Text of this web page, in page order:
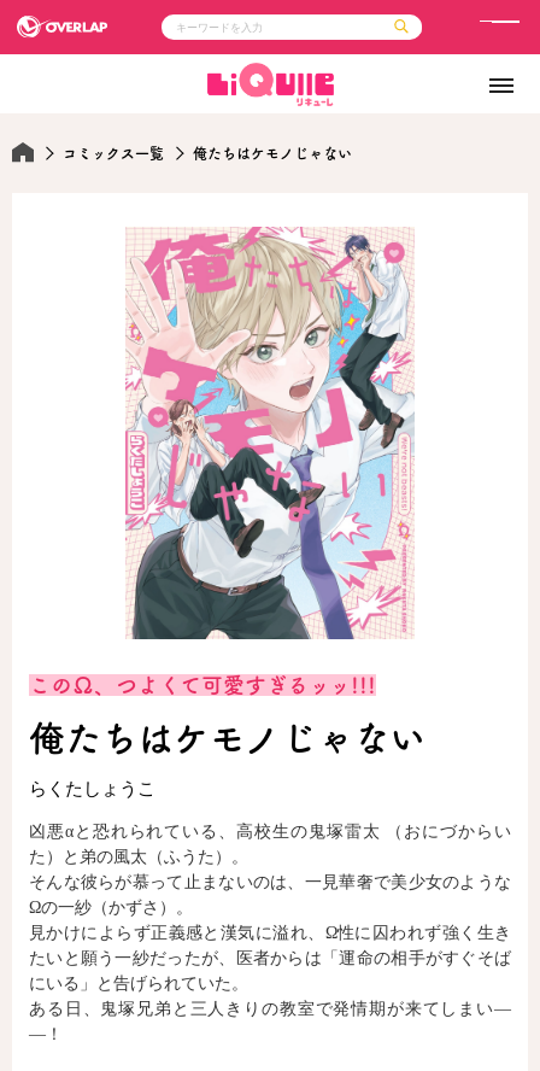
ラブパルフェ
ライトノベル
ノベルスf
ロサージュノベルス
企業
採用情報
アクセス
オーバーラップホールディングス
お問い合わせはこちら
オーバーラップ文庫
オーバーラップノベルス
オーバーラップノベルスf
ロサージュノベルス
コミックガルド
リキューレ
メ
コミックス一覧 俺たちはケモノじゃない
このΩ、つよくて可愛すぎるッッ!!!
俺たちはケモノじゃない
らくたしょうこ
凶悪αと恐れられている、高校生の鬼塚雷太 （おにづからい
た）と弟の風太（ふうた）。
そんな彼らが慕って止まないのは、一見華奢で美少女のような
Ωの一紗（かずさ）。
見かけによらず正義感と漢気に溢れ、Ω性に囚われず強く生き
たいと願う一紗だったが、医者からは「運命の相手がすぐそば
にいる」と告げられていた。
ある日、鬼塚兄弟と三人きりの教室で発情期が来てしまい―
―！